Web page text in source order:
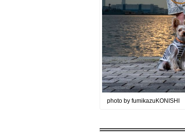
photo by fumikazuKONISHI